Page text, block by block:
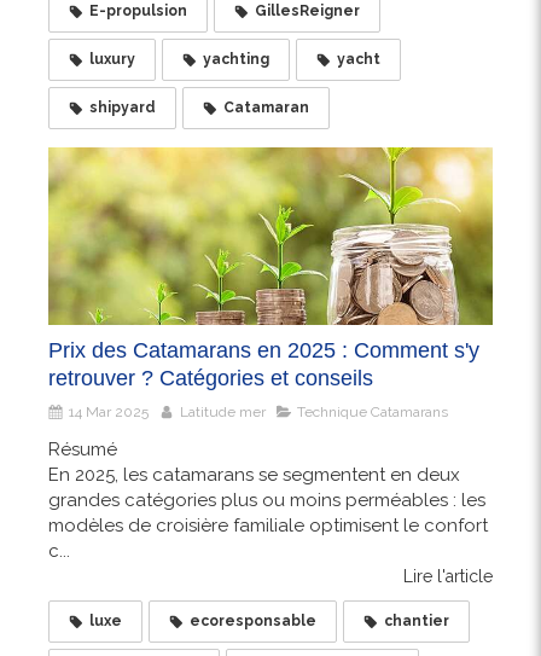
E-propulsion GillesReigner
luxury yachting yacht
shipyard Catamaran
Prix des Catamarans en 2025 : Comment s'y
retrouver ? Catégories et conseils
14 Mar 2025 Latitude mer Technique Catamarans
Résumé
En 2025, les catamarans se segmentent en deux
grandes catégories plus ou moins perméables : les
modèles de croisière familiale optimisent le confort
c...
Lire l'article
luxe ecoresponsable chantier